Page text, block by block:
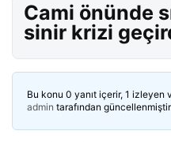
Cami önünde
sinir krizi
Bu konu 0 yanıt içerir, 1 izleyen
admin tarafından